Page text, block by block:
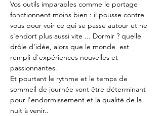
Vos outils imparables comme le portage
fonctionnent moins bien : il pousse contre
vous pour voir ce qui se passe autour et ne
s'endort plus aussi vite ... Dormir ? quelle
drôle d'idée, alors que le monde  est
rempli d'expériences nouvelles et
passionnantes.
Et pourtant le rythme et le temps de
sommeil de journée vont être déterminant
pour l'endormissement et la qualité de la
nuit à venir..